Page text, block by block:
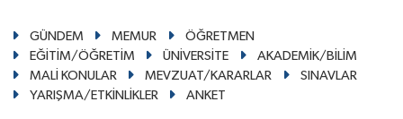
GÜNDEM MEMUR
ÖĞRETMEN
EĞİTİM/ÖĞRETİM
ÜNİVERSİTE
AKADEMİK/BİLİM
MALİ KONULAR
MEVZUAT/KARARLAR
SINAVLAR
YARIŞMA/ETKİNLİKLER
ANKET